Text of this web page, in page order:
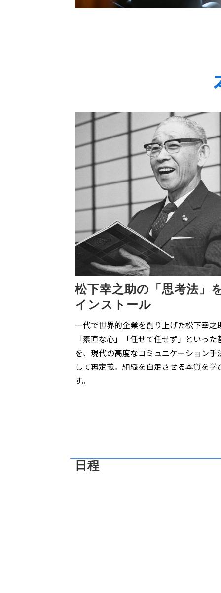
松下幸之助の「思考法」
インストール
一代で世界的企業を創り上げた松下幸之
「素直な心」「任せて任せず」といった
を、現代の高度なコミュニケーション手
して再定義。組織を自走させる本質を学
す。
日程